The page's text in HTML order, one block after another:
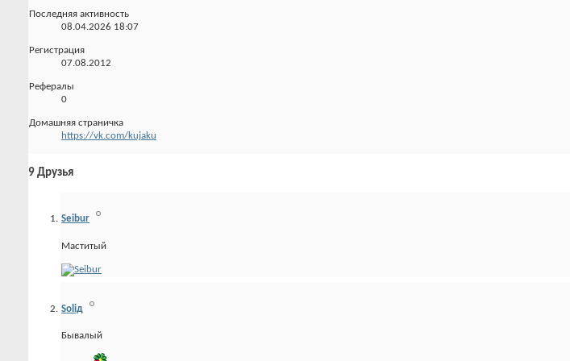
Последняя активность
08.04.2026 18:07
Регистрация
07.08.2012
Рефералы
0
Домашняя страничка
https://vk.com/kujaku
9 Друзья
Seibur
Маститый
Soliд
Бывалый